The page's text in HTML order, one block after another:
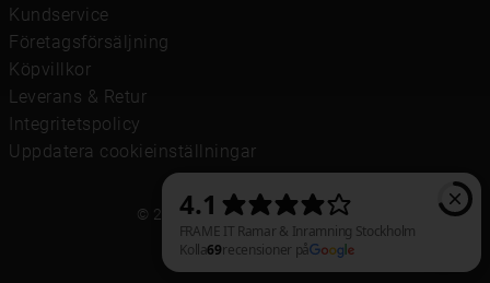
Kundservice
Företagsförsäljning
Köpvillkor
Leverans & Retur
Integritetspolicy
Uppdatera cookieinställningar
© 2021 Frame It International